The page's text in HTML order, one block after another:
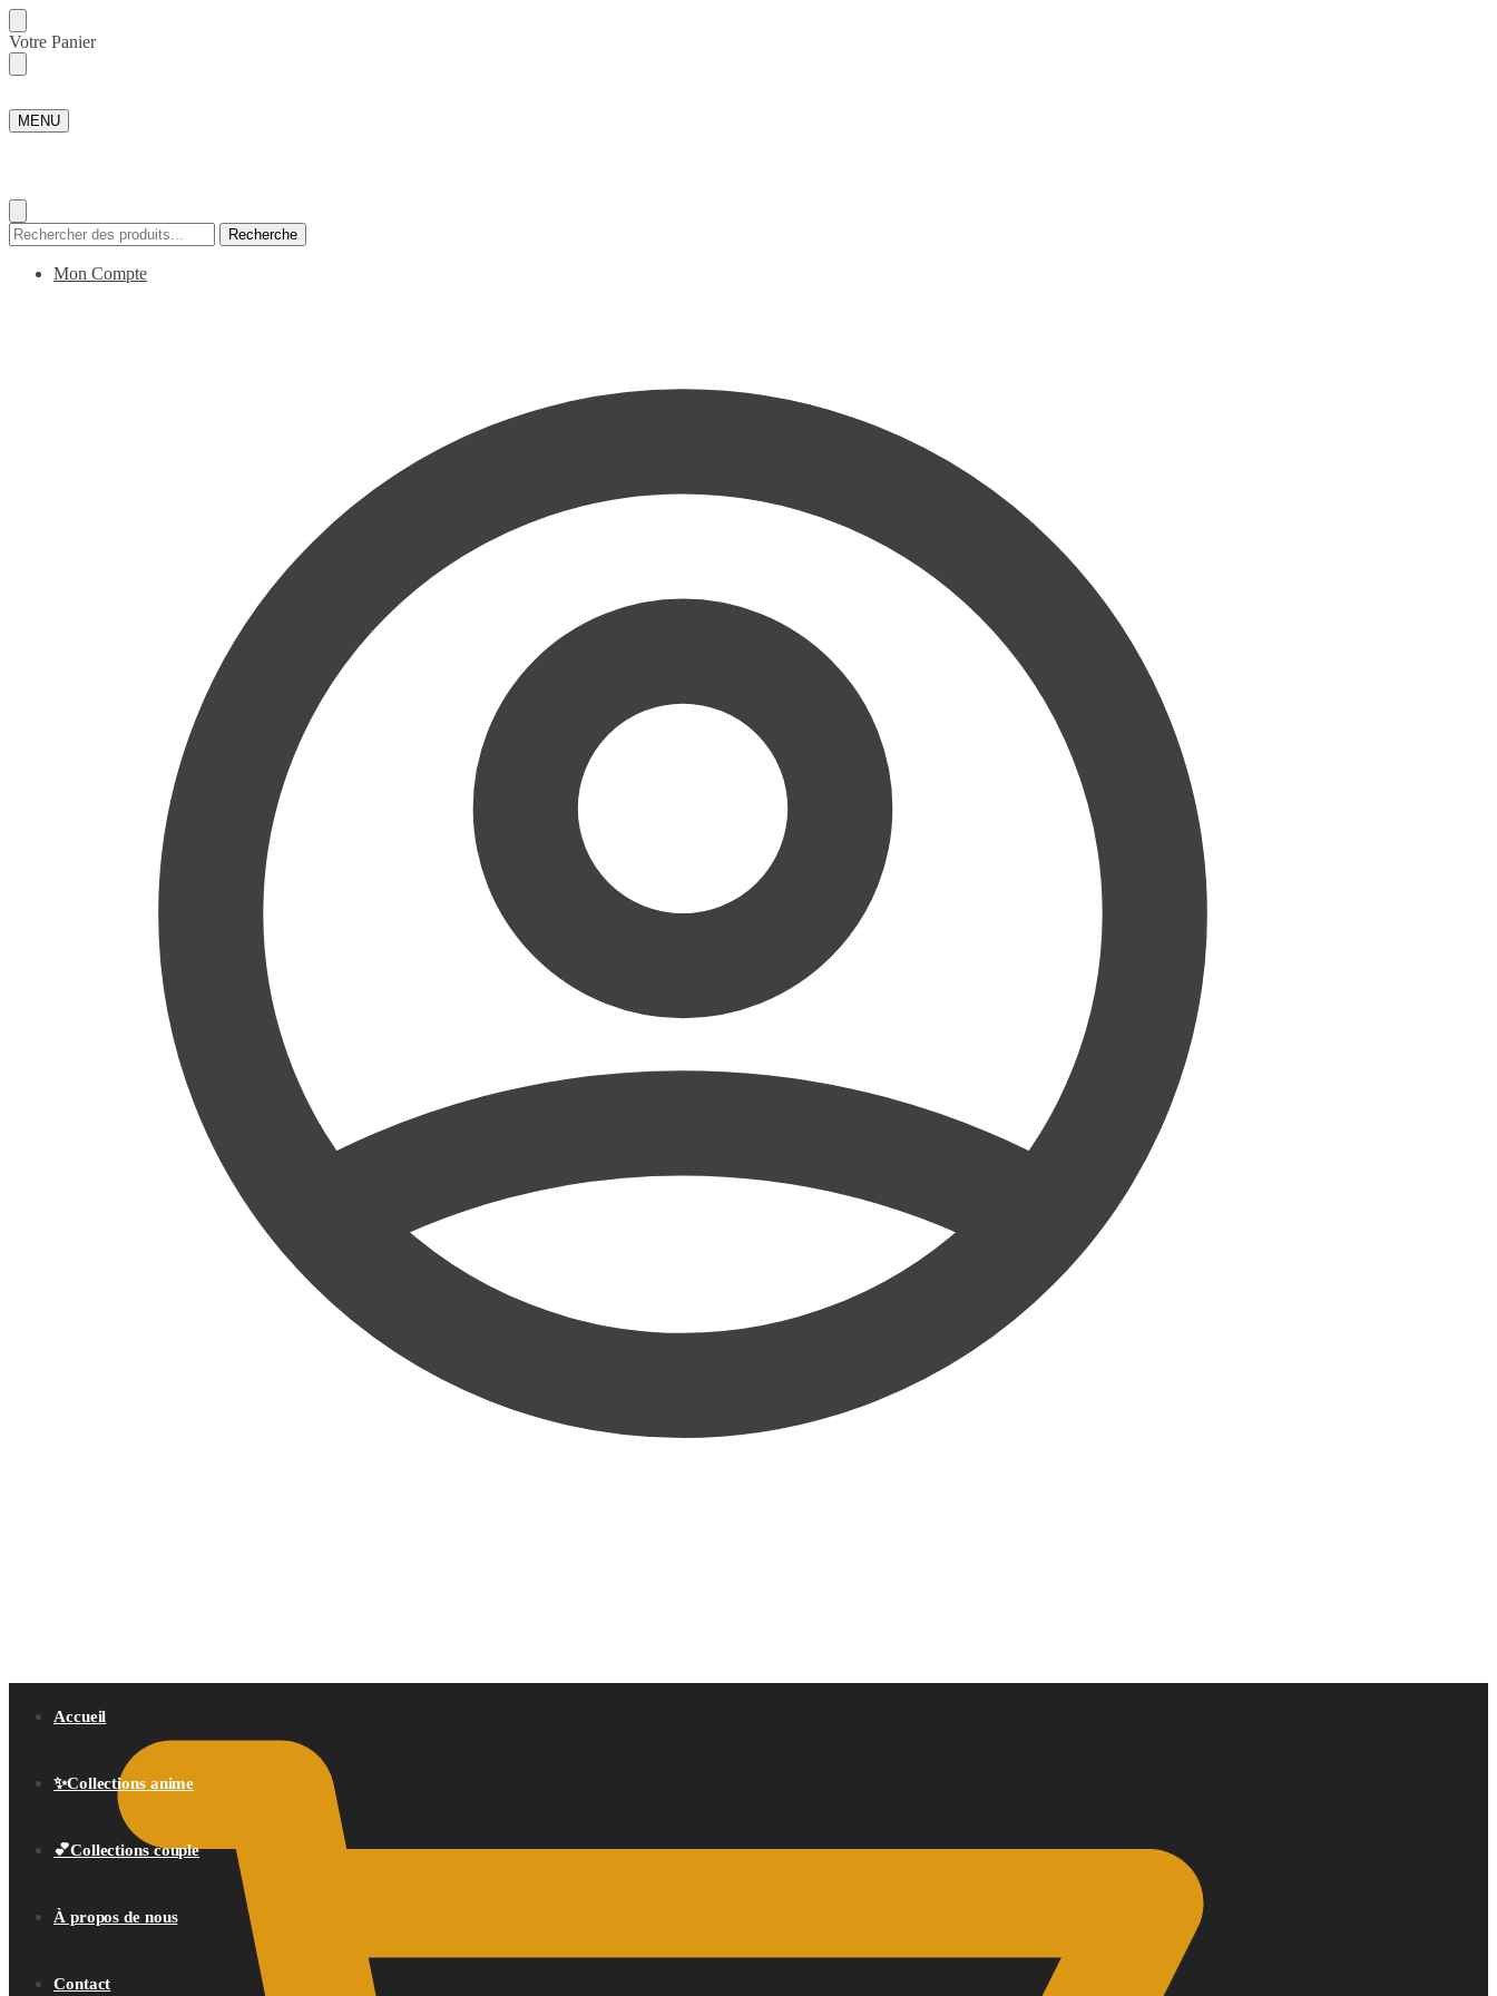
Skip
to
navigation
Skip
to
content
Votre Panier
MENU
Recherche
pour :
Recherche
Mon Compte
Accueil
✨Collections anime
💕Collections couple
À propos de nous
Contact